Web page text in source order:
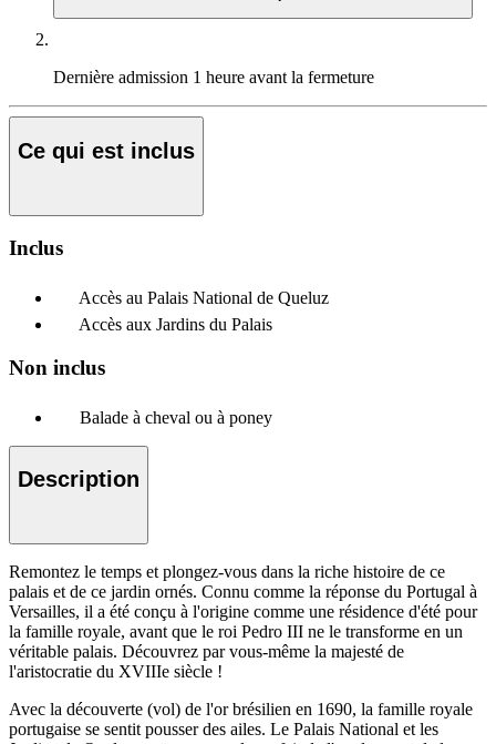
Dernière admission 1 heure avant la fermeture
Ce qui est inclus
Inclus
Accès au Palais National de Queluz
Accès aux Jardins du Palais
Non inclus
Balade à cheval ou à poney
Description
Remontez le temps et plongez-vous dans la riche histoire de ce
palais et de ce jardin ornés. Connu comme la réponse du Portugal à
Versailles, il a été conçu à l'origine comme une résidence d'été pour
la famille royale, avant que le roi Pedro III ne le transforme en un
véritable palais. Découvrez par vous-même la majesté de
l'aristocratie du XVIIIe siècle !
Avec la découverte (vol) de l'or brésilien en 1690, la famille royale
portugaise se sentit pousser des ailes. Le Palais National et les